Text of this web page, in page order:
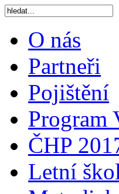
O nás
Partneři
Pojištění
Program
ČHP
Letní